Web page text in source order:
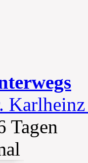
Tagen